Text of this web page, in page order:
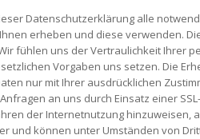
Datenschutzerklärung alle
erheben und diese verwenden.
fühlen uns der Vertraulichkeit
Vorgaben uns setzen. Die
nur mit Ihrer ausdrücklichen
an uns durch Einsatz einer
der Internetnutzung hinzuweisen,
und können unter Umständen von